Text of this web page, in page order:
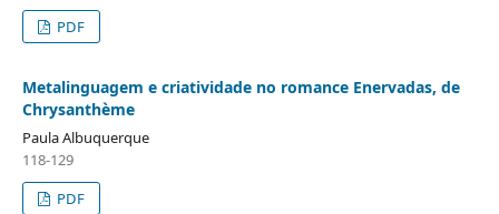
PDF
Metalinguagem e criatividade no romance Enervadas, de
Chrysanthème
Paula Albuquerque
118-129
PDF